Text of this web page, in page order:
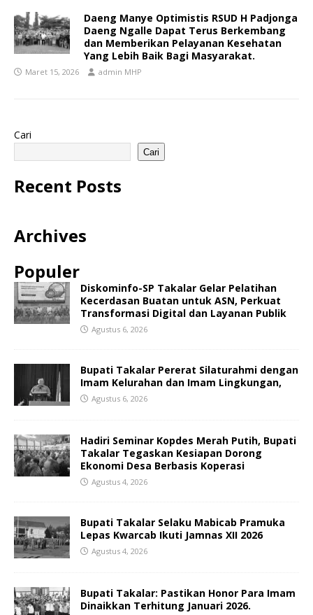
Daeng Manye Optimistis RSUD H Padjonga
Daeng Ngalle Dapat Terus Berkembang
dan Memberikan Pelayanan Kesehatan
Yang Lebih Baik Bagi Masyarakat.
Maret 15, 2026 admin MHP
Cari
Cari
Recent Posts
Archives
Populer
Diskominfo-SP Takalar Gelar Pelatihan
Kecerdasan Buatan untuk ASN, Perkuat
Transformasi Digital dan Layanan Publik
Agustus 6, 2026
Bupati Takalar Pererat Silaturahmi dengan
Imam Kelurahan dan Imam Lingkungan,
Agustus 6, 2026
Hadiri Seminar Kopdes Merah Putih, Bupati
Takalar Tegaskan Kesiapan Dorong
Ekonomi Desa Berbasis Koperasi
Agustus 4, 2026
Bupati Takalar Selaku Mabicab Pramuka
Lepas Kwarcab Ikuti Jamnas XII 2026
Agustus 4, 2026
Bupati Takalar: Pastikan Honor Para Imam
Dinaikkan Terhitung Januari 2026.